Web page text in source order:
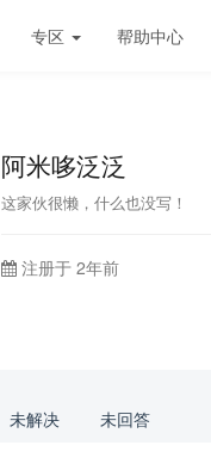
专区 帮助中心
阿米哆泛泛
这家伙很懒，什么也没写！
注册于 2年前
未解决 未回答